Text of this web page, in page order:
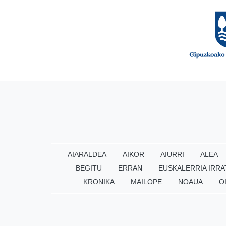
AIARALDEA AIKOR AIURRI ALEA
BEGITU
ERRAN EUSKALERRIA
KRONIKA
MAILOPE NOAUA